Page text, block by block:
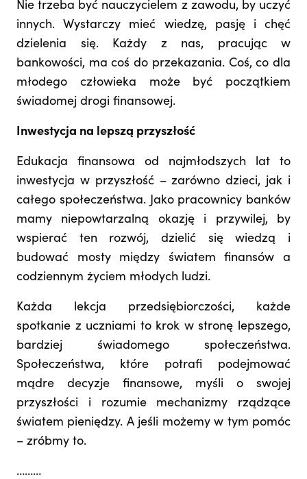
Nie trzeba być nauczycielem z zawodu, by uczyć
innych. Wystarczy mieć wiedzę, pasję i chęć
dzielenia się. Każdy z nas, pracując w
bankowości, ma coś do przekazania. Coś, co dla
młodego człowieka może być początkiem
świadomej drogi finansowej.
Inwestycja na lepszą przyszłość
Edukacja finansowa od najmłodszych lat to
inwestycja w przyszłość – zarówno dzieci, jak i
całego społeczeństwa. Jako pracownicy banków
mamy niepowtarzalną okazję i przywilej, by
wspierać ten rozwój, dzielić się wiedzą i
budować mosty między światem finansów a
codziennym życiem młodych ludzi.
Każda lekcja przedsiębiorczości, każde
spotkanie z uczniami to krok w stronę lepszego,
bardziej świadomego społeczeństwa.
Społeczeństwa, które potrafi podejmować
mądre decyzje finansowe, myśli o swojej
przyszłości i rozumie mechanizmy rządzące
światem pieniędzy. A jeśli możemy w tym pomóc
– zróbmy to.
………